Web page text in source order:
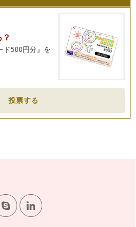
のおすすめアロマ
、少しずつ春の装いの方をみかける
まる前にハーブでできること
』。そろそろ春の到来を感じる頃で
あたたかい日も…
出
お肌ケアと風邪予防
だくさん！ おいしいお食事やお酒
ド500円分』を
投票する